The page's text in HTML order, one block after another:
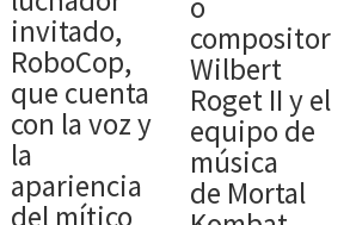
invitado,
RoboCop,
que cuenta
con la voz y
la
apariencia
del mítico
compositor
Wilbert
Roget II y el
equipo de
música
de Mortal